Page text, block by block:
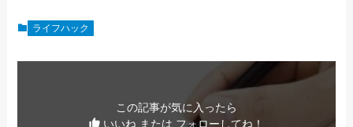
ライフハック
この記事が気に入ったら
いいね または フォローしてね！